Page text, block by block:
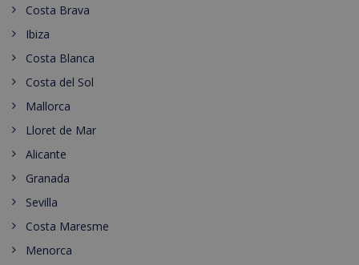
Costa Brava
Ibiza
Costa Blanca
Costa del Sol
Mallorca
Lloret de Mar
Alicante
Granada
Sevilla
Costa Maresme
Menorca